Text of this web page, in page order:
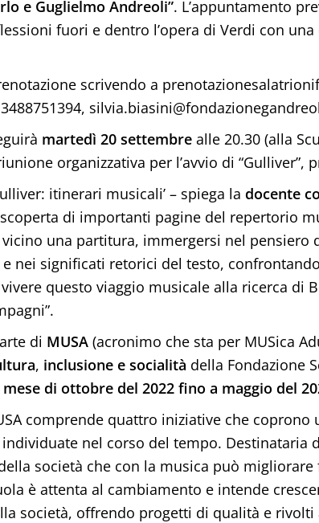
e Guglielmo Andreoli”. L’appuntamento
fuori e dentro l’opera di Verdi con
scrivendo a
martedì 20 settembre alle 20.30 (alla
organizzativa per l’avvio di “Gulliver”,
itinerari musicali’ – spiega la docente
di importanti pagine del repertorio
una partitura, immergersi nel pensiero
e nei significati retorici del testo,
questo viaggio musicale alla ricerca di
di MUSA (acronimo che sta per MUSica
, inclusione e socialità della Fondazione
di ottobre del 2022 fino a maggio del
comprende quattro iniziative che coprono
nel corso del tempo. Destinataria
società che con la musica può
è attenta al cambiamento e intende
società, offrendo progetti di qualità e